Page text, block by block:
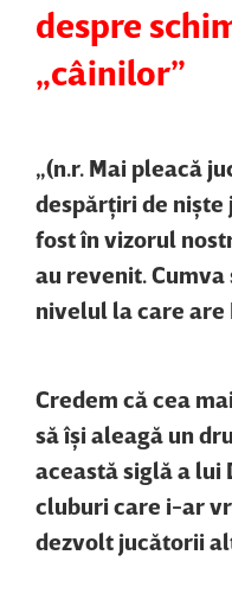
despre
„câinilor”
„(n.r. Mai pleacă
despărţiri de
fost în vizorul
au revenit.
nivelul la care are
Credem că cea
să îşi aleagă un
această siglă a lui
cluburi care i-ar
dezvolt jucătorii